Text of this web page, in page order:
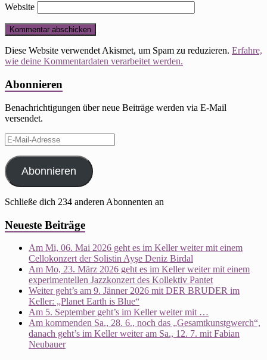
Website
Diese Website verwendet Akismet, um Spam zu reduzieren. Erfahre,
wie deine Kommentardaten verarbeitet werden.
Abonnieren
Benachrichtigungen über neue Beiträge werden via E-Mail
versendet.
E-
Mail-
Adresse
Abonnieren
Schließe dich 234 anderen Abonnenten an
Neueste Beiträge
Am Mi, 06. Mai 2026 geht es im Keller weiter mit einem
Cellokonzert der Solistin Ayşe Deniz Birdal
Am Mo, 23. März 2026 geht es im Keller weiter mit einem
experimentellen Jazzkonzert des Kollektiv Pantet
Weiter geht’s am 9. Jänner 2026 mit DER BRUDER im
Keller: „Planet Earth is Blue“
Am 5. September geht’s im Keller weiter mit …
Am kommenden Sa., 28. 6., noch das „Gesamtkunstgwerch“,
danach geht’s im Keller weiter am Sa., 12. 7. mit Fabian
Neubauer